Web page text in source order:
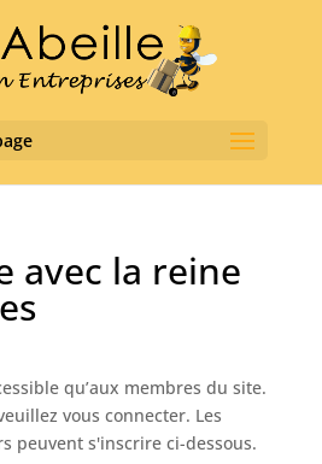
avec la reine
qu’aux membres du site.
vous connecter. Les
peuvent s'inscrire ci-dessous.